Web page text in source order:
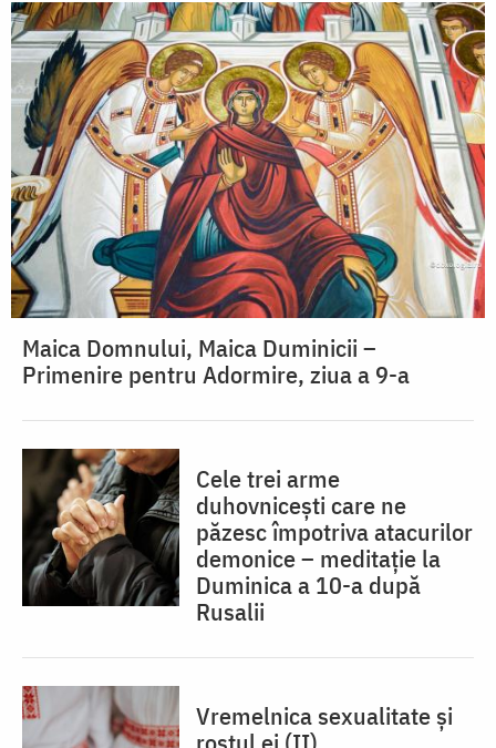
Maica Domnului, Maica Duminicii –
Primenire pentru Adormire, ziua a 9-a
Cele trei arme
duhovnicești care ne
păzesc împotriva atacurilor
demonice – meditație la
Duminica a 10-a după
Rusalii
Vremelnica sexualitate și
rostul ei (II)